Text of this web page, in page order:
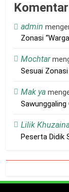
admin
Zonasi
Mochtar
Sesuai
Mak ya
Lilik
Peserta Didik